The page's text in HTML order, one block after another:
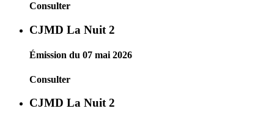
Consulter
CJMD La Nuit 2
Émission du 07 mai 2026
Consulter
CJMD La Nuit 2